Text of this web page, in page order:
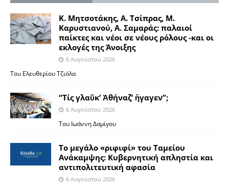
Κ. Μητσοτάκης, Α. Τσίπρας, Μ.
Καρυστιανού, Α. Σαμαράς: παλαιοί
παίκτες και νέοι σε νέους ρόλους -και οι
εκλογές της Άνοιξης
6 Αυγούστου 2026
Του Ελευθερίου Τζιόλα
“Τίς γλαῦκ’ Ἀθήναζ’ ἤγαγεν”;
6 Αυγούστου 2026
Του Ιωάννη Δαμίγου
Το μεγάλο «ριφιφί» του Ταμείου
Ανάκαμψης: Κυβερνητική απληστία και
αντιπολιτευτική αφασία
6 Αυγούστου 2026